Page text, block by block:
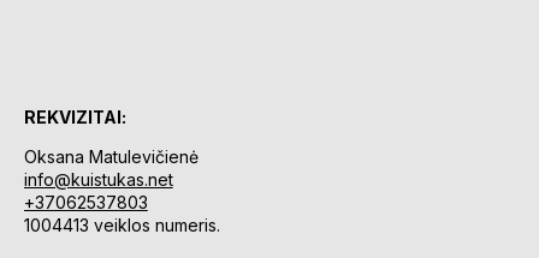
REKVIZITAI:
Oksana Matulevičienė
info@kuistukas.net
+37062537803
1004413 veiklos numeris.